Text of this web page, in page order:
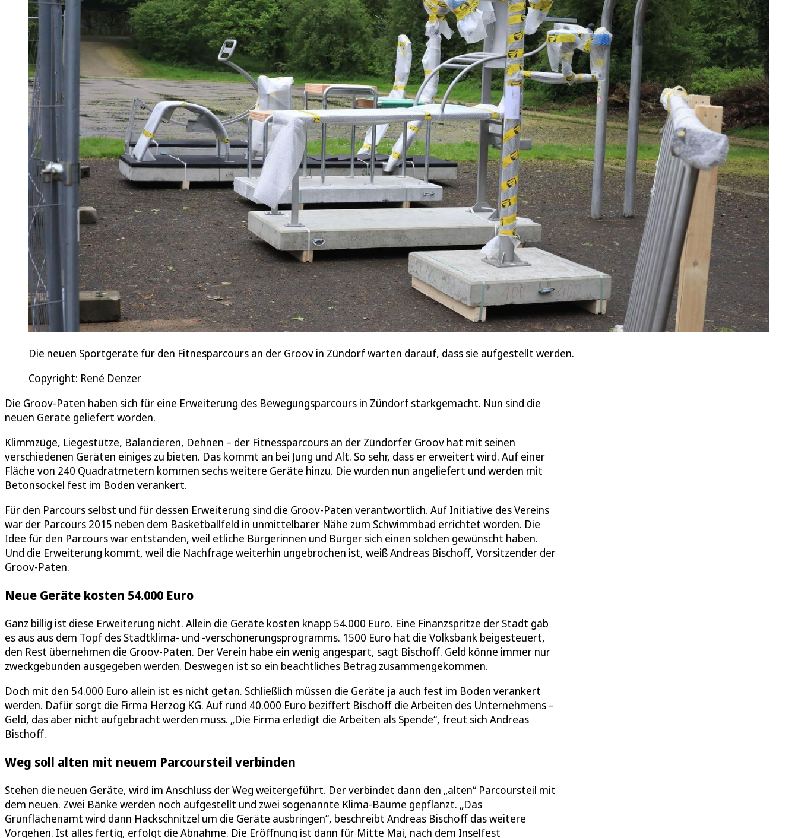
Die neuen Sportgeräte für den Fitnesparcours an der Groov in Zündorf warten darauf, dass sie aufgestellt werden.
Copyright: René Denzer
Die Groov-Paten haben sich für eine Erweiterung des Bewegungsparcours in Zündorf starkgemacht. Nun sind die
neuen Geräte geliefert worden.
Klimmzüge, Liegestütze, Balancieren, Dehnen – der Fitnessparcours an der Zündorfer Groov hat mit seinen
verschiedenen Geräten einiges zu bieten. Das kommt an bei Jung und Alt. So sehr, dass er erweitert wird. Auf einer
Fläche von 240 Quadratmetern kommen sechs weitere Geräte hinzu. Die wurden nun angeliefert und werden mit
Betonsockel fest im Boden verankert.
Für den Parcours selbst und für dessen Erweiterung sind die Groov-Paten verantwortlich. Auf Initiative des Vereins
war der Parcours 2015 neben dem Basketballfeld in unmittelbarer Nähe zum Schwimmbad errichtet worden. Die
Idee für den Parcours war entstanden, weil etliche Bürgerinnen und Bürger sich einen solchen gewünscht haben.
Und die Erweiterung kommt, weil die Nachfrage weiterhin ungebrochen ist, weiß Andreas Bischoff, Vorsitzender der
Groov-Paten.
Neue Geräte kosten 54.000 Euro
Ganz billig ist diese Erweiterung nicht. Allein die Geräte kosten knapp 54.000 Euro. Eine Finanzspritze der Stadt gab
es aus aus dem Topf des Stadtklima- und -verschönerungsprogramms. 1500 Euro hat die Volksbank beigesteuert,
den Rest übernehmen die Groov-Paten. Der Verein habe ein wenig angespart, sagt Bischoff. Geld könne immer nur
zweckgebunden ausgegeben werden. Deswegen ist so ein beachtliches Betrag zusammengekommen.
Doch mit den 54.000 Euro allein ist es nicht getan. Schließlich müssen die Geräte ja auch fest im Boden verankert
werden. Dafür sorgt die Firma Herzog KG. Auf rund 40.000 Euro beziffert Bischoff die Arbeiten des Unternehmens –
Geld, das aber nicht aufgebracht werden muss. „Die Firma erledigt die Arbeiten als Spende“, freut sich Andreas
Bischoff.
Weg soll alten mit neuem Parcoursteil verbinden
Stehen die neuen Geräte, wird im Anschluss der Weg weitergeführt. Der verbindet dann den „alten“ Parcoursteil mit
dem neuen. Zwei Bänke werden noch aufgestellt und zwei sogenannte Klima-Bäume gepflanzt. „Das
Grünflächenamt wird dann Hackschnitzel um die Geräte ausbringen“, beschreibt Andreas Bischoff das weitere
Vorgehen. Ist alles fertig, erfolgt die Abnahme. Die Eröffnung ist dann für Mitte Mai, nach dem Inselfest